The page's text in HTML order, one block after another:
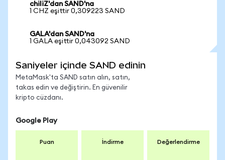
chiliZ'dan SAND'na
1 CHZ eşittir 0,309223 SAND
GALA'dan SAND'na
1 GALA eşittir 0,043092 SAND
Saniyeler içinde SAND edinin
MetaMask'ta SAND satın alın, satın,
takas edin ve değiştirin. En güvenilir
kripto cüzdanı.
Google Play
Puan İndirme Değerlendirme